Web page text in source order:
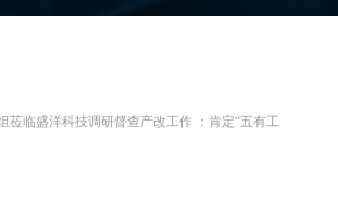
莅临盛洋科技调研督查产改工作 ：肯定“五有工